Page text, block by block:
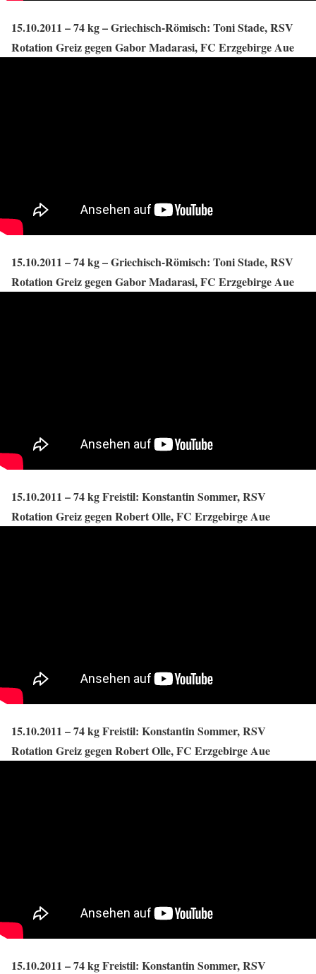
15.10.2011 – 74 kg – Griechisch-Römisch: Toni Stade, RSV
Rotation Greiz gegen Gabor Madarasi, FC Erzgebirge Aue
15.10.2011 – 74 kg – Griechisch-Römisch: Toni Stade, RSV
Rotation Greiz gegen Gabor Madarasi, FC Erzgebirge Aue
15.10.2011 – 74 kg Freistil: Konstantin Sommer, RSV
Rotation Greiz gegen Robert Olle, FC Erzgebirge Aue
15.10.2011 – 74 kg Freistil: Konstantin Sommer, RSV
Rotation Greiz gegen Robert Olle, FC Erzgebirge Aue
15.10.2011 – 74 kg Freistil: Konstantin Sommer, RSV